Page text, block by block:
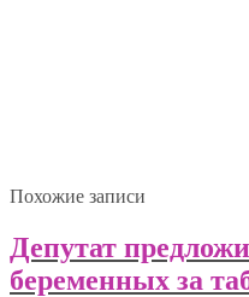
Похожие записи
Депутат
беременных за